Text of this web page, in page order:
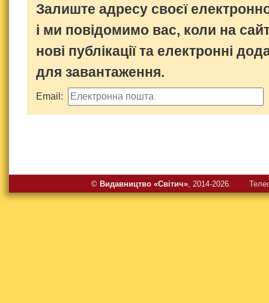
Залиште адресу своєї
і ми повідомимо вас, коли на
нові публікації та електронні
для завантаження.
Email:
© Видавництво «Свiтич», 2014-2026.